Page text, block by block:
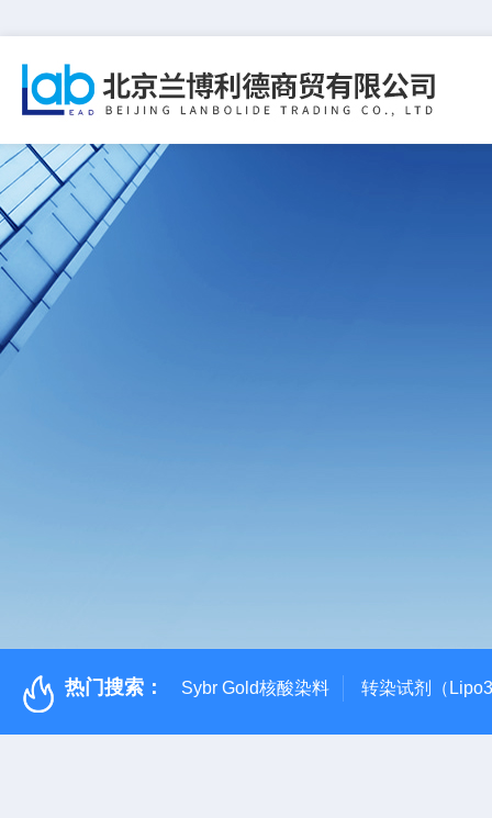
热门搜索： Sybr Gold核酸染料 转染试剂（